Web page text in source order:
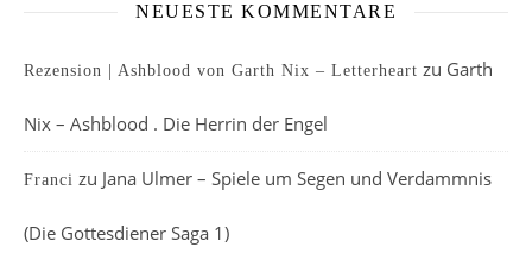
NEUESTE KOMMENTARE
Rezension | Ashblood von Garth Nix – Letterheart zu Garth
Nix – Ashblood . Die Herrin der Engel
Franci zu Jana Ulmer – Spiele um Segen und Verdammnis
(Die Gottesdiener Saga 1)